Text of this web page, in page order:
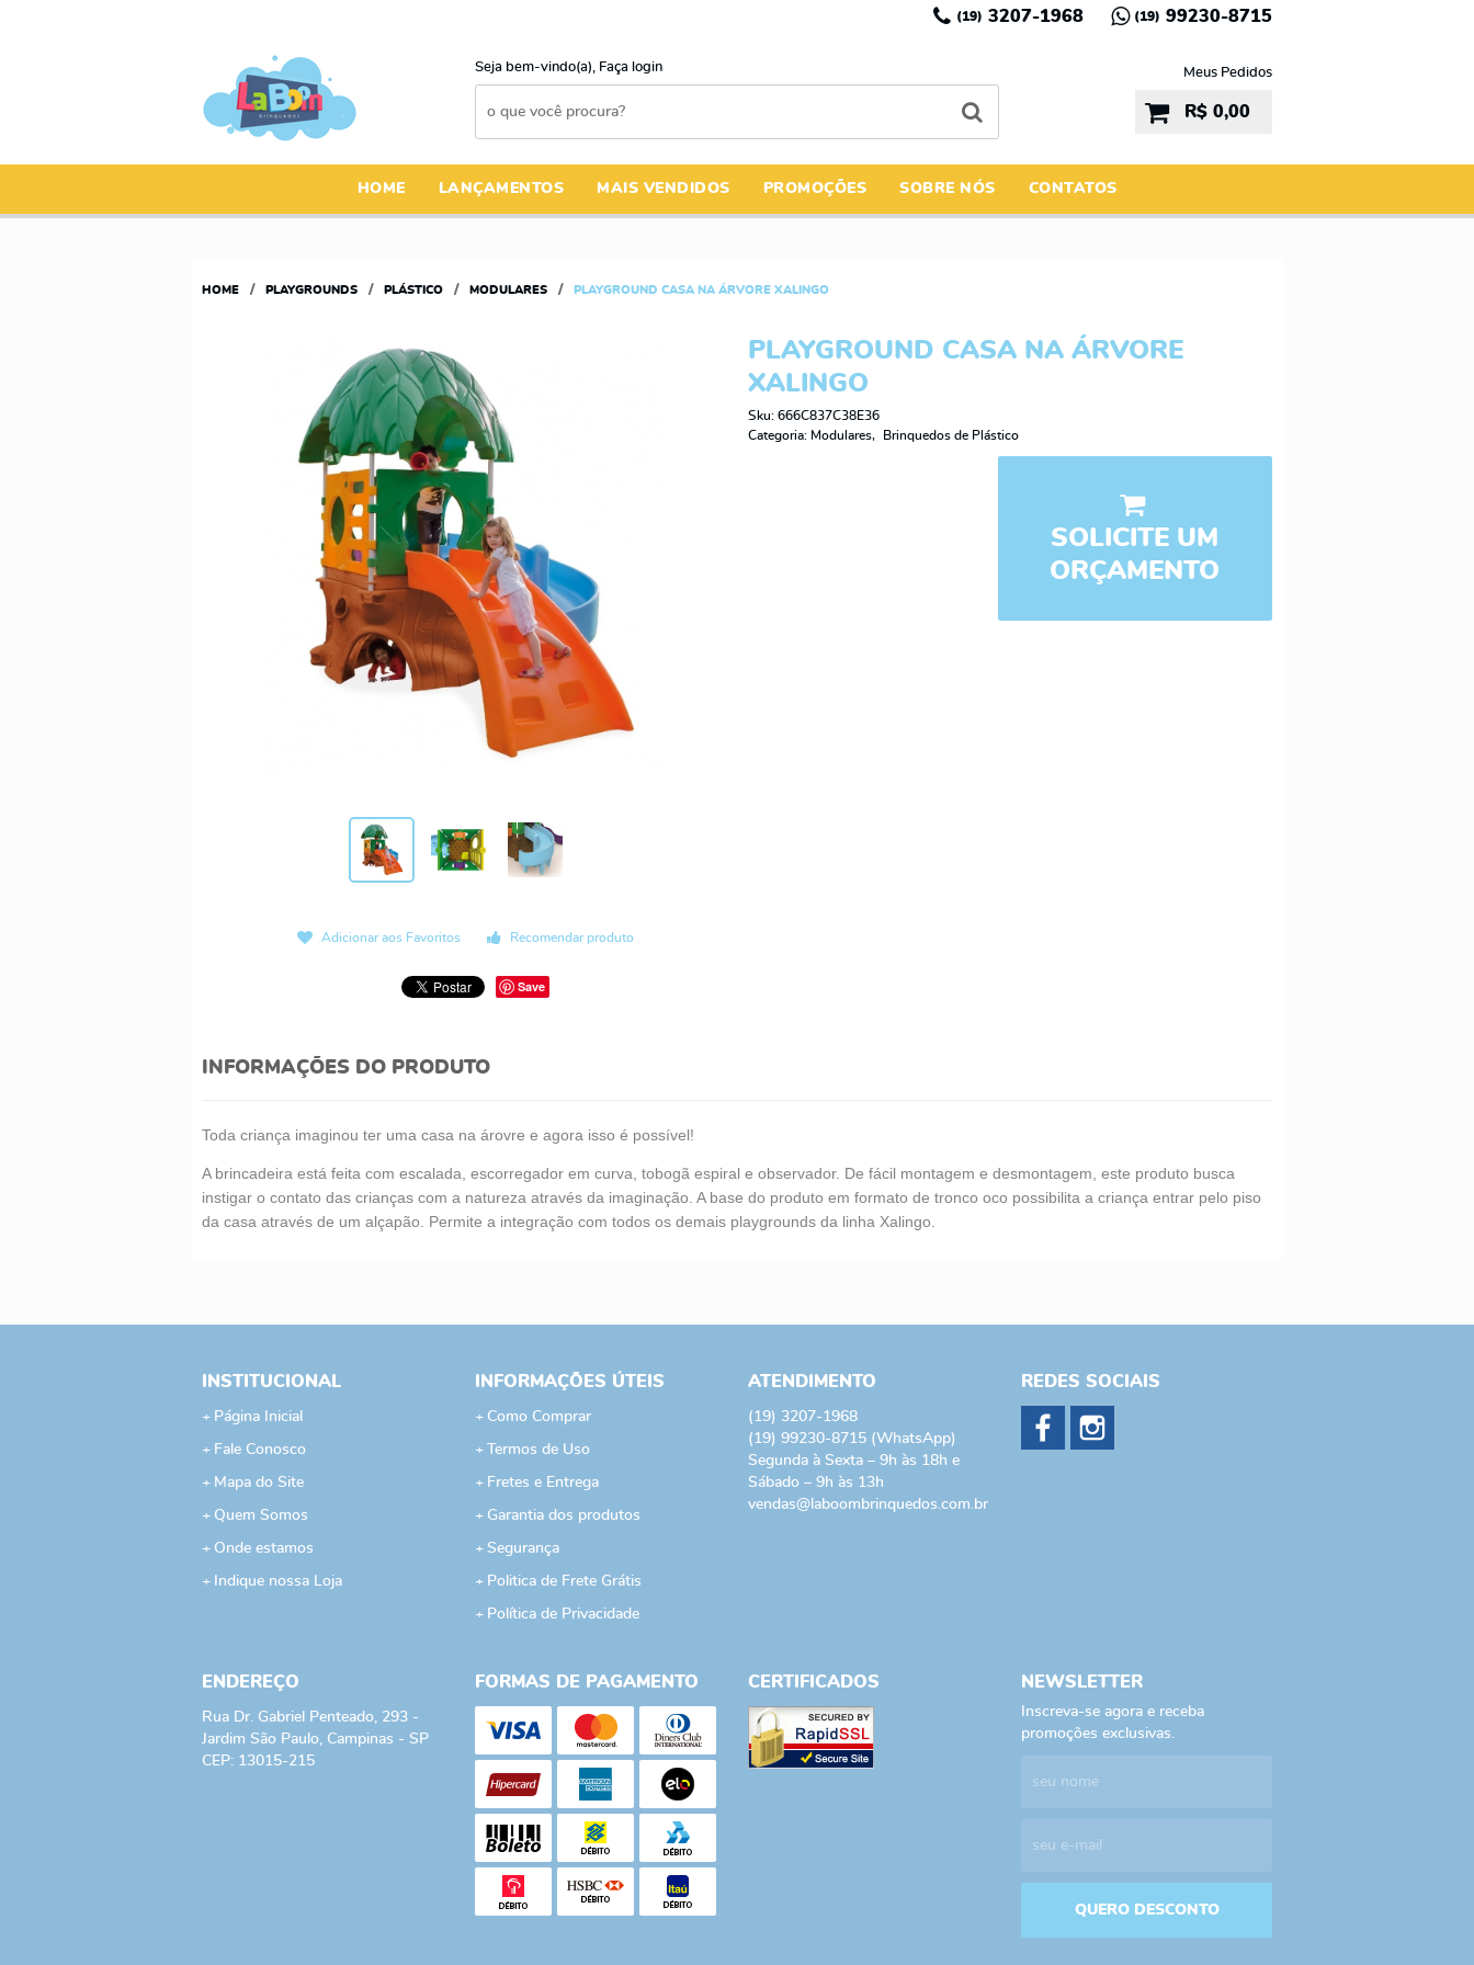
(19) 3207-1968 (19) 99230-8715
Seja bem-vindo(a), Faça login Meus Pedidos
R$ 0,00
HOME LANÇAMENTOS MAIS VENDIDOS PROMOÇÕES SOBRE NÓS CONTATOS
HOME PLAYGROUNDS PLÁSTICO MODULARES PLAYGROUND CASA NA ÁRVORE XALINGO
Adicionar aos Favoritos Recomendar produto
Save
PLAYGROUND CASA NA ÁRVORE
XALINGO
Sku: 666C837C38E36
Categoria: Modulares Brinquedos de Plástico
SOLICITE UM
ORÇAMENTO
INFORMAÇÕES DO PRODUTO
Toda criança imaginou ter uma casa na árovre e agora isso é possível!
A brincadeira está feita com escalada, escorregador em curva, tobogã espiral e observador. De fácil montagem e desmontagem, este produto busca
instigar o contato das crianças com a natureza através da imaginação. A base do produto em formato de tronco oco possibilita a criança entrar pelo piso
da casa através de um alçapão. Permite a integração com todos os demais playgrounds da linha Xalingo.
INSTITUCIONAL
Página Inicial
Fale Conosco
Mapa do Site
Quem Somos
Onde estamos
Indique nossa Loja
INFORMAÇÕES ÚTEIS
Como Comprar
Termos de Uso
Fretes e Entrega
Garantia dos produtos
Segurança
Politica de Frete Grátis
Política de Privacidade
ATENDIMENTO
(19) 3207-1968
(19) 99230-8715 (WhatsApp)
Segunda à Sexta – 9h às 18h e
Sábado – 9h às 13h
vendas@laboombrinquedos.com.br
REDES SOCIAIS
ENDEREÇO
Rua Dr. Gabriel Penteado, 293 -
Jardim São Paulo, Campinas - SP
CEP: 13015-215
FORMAS DE PAGAMENTO CERTIFICADOS NEWSLETTER
Inscreva-se agora e receba
promoções exclusivas.
QUERO DESCONTO